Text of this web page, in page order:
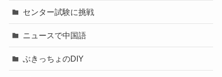
センター試験に挑戦
ニュースで中国語
ぶきっちょのDIY